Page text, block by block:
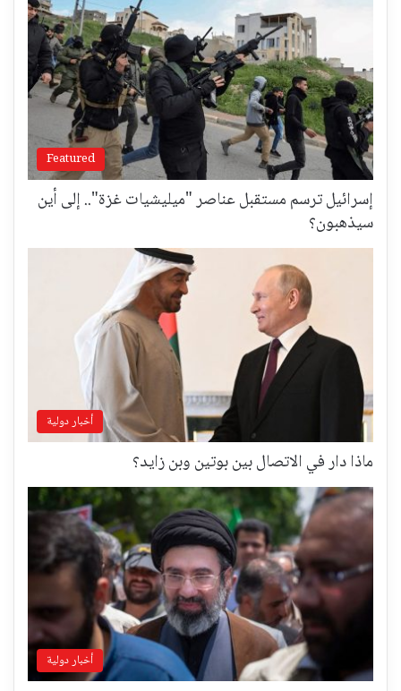
Featured
إسرائيل ترسم مستقبل عناصر "ميليشيات غزة".. إلى أين
سيذهبون؟
أخبار دولية
ماذا دار في الاتصال بين بوتين وبن زايد؟
أخبار دولية